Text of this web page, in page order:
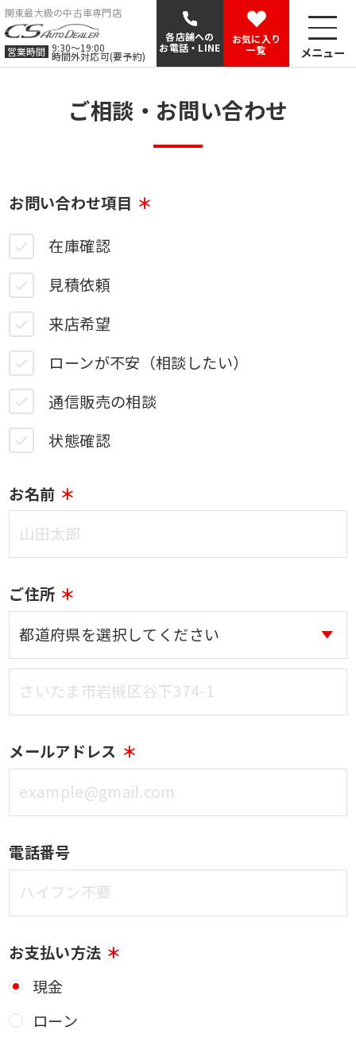
関東最大級の中古車専門店
営業時間 9:30〜19:00
時間外対応可(要予約)
各店舗への
お電話・LINE
お気に入り
一覧
メニュー
ご相談・お問い合わせ
お問い合わせ項目
在庫確認
見積依頼
来店希望
ローンが不安（相談したい）
通信販売の相談
状態確認
お名前
ご住所
メールアドレス
電話番号
お支払い方法
現金
ローン